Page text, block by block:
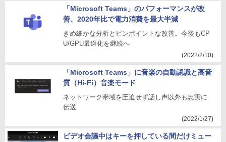
「Microsoft Teams」のパフォーマンスが改
善、2020年比で電力消費を最大半減
きめ細かな分析とピンポイントな改善。今後もCP
U/GPU最適化を継続へ
(2022/2/10)
「Microsoft Teams」に音楽の自動認識と高音
質（Hi-Fi）音楽モード
ネットワーク帯域を圧迫せず話し声以外も忠実に
伝送
(2022/1/27)
ビデオ会議中はキーを押している間だけミュー